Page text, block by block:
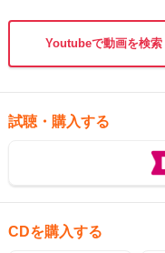
Youtubeで動画を検索
試聴・購入する
CDを購入する